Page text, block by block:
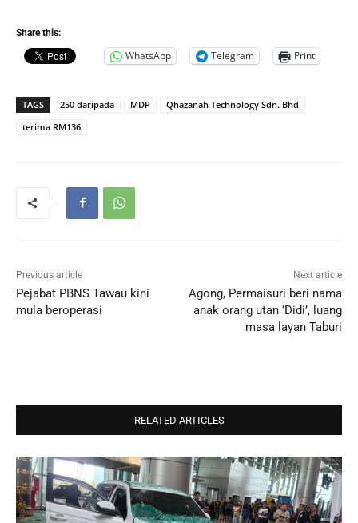
Share this:
WhatsApp Telegram Print
TAGS 250 daripada MDP
Qhazanah Technology Sdn. Bhd
terima RM136
Previous article
Pejabat PBNS Tawau kini
mula beroperasi
Next article
Agong, Permaisuri beri nama
anak orang utan ‘Didi’, luang
masa layan Taburi
RELATED ARTICLES